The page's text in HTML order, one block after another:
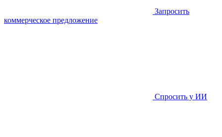
Запросить
коммерческое предложение
Спросить у ИИ